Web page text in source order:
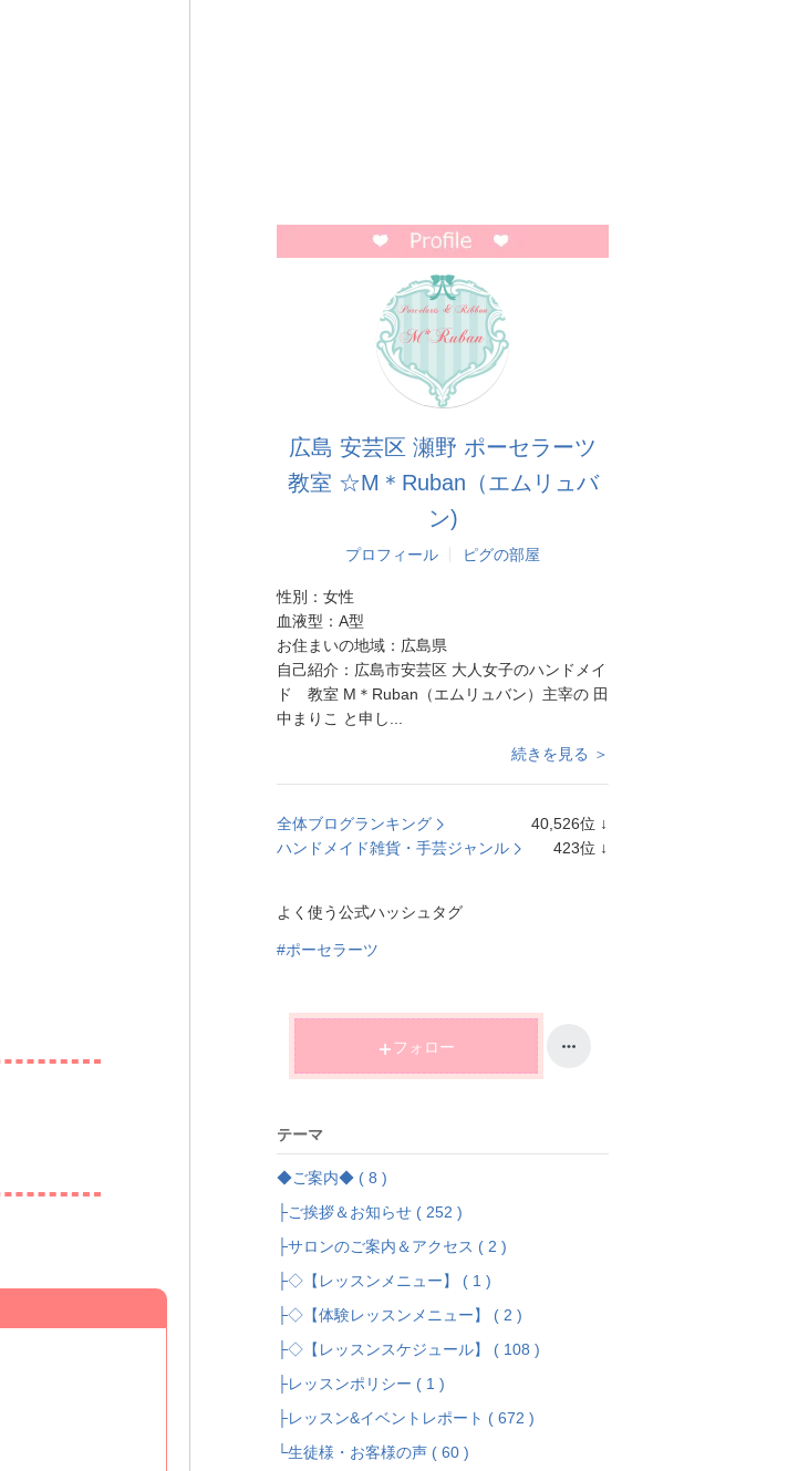
広島 安芸区 瀬野 ポーセラーツ
教室 ☆M＊Ruban（エムリュバ
ン)
プロフィール ピグの部屋
性別： 女性
血液型： A型
お住まいの地域： 広島県
自己紹介： 広島市安芸区 大人女子のハンドメイ
ド 教室 M＊Ruban（エムリュバン）主宰の 田
中まりこ と申し...
続きを見る ＞
全体ブログランキング 40,526位 ↓
ハンドメイド雑貨・手芸ジャンル 423位 ↓
よく使う公式ハッシュタグ
#ポーセラーツ
フォロー
テーマ
◆ご案内◆ ( 8 )
├ご挨拶＆お知らせ ( 252 )
├サロンのご案内＆アクセス ( 2 )
├◇【レッスンメニュー】 ( 1 )
├◇【体験レッスンメニュー】 ( 2 )
├◇【レッスンスケジュール】 ( 108 )
├レッスンポリシー ( 1 )
├レッスン&イベントレポート ( 672 )
└生徒様・お客様の声 ( 60 )